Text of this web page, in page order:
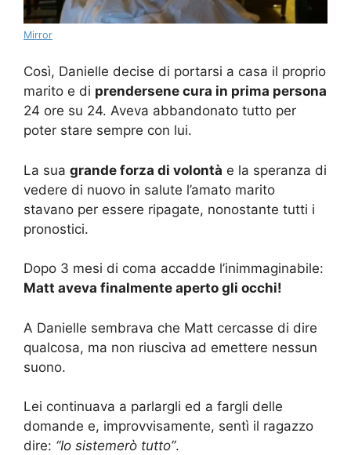
Mirror
Così, Danielle decise di portarsi a casa il proprio
marito e di prendersene cura in prima persona
24 ore su 24. Aveva abbandonato tutto per
poter stare sempre con lui.
La sua grande forza di volontà e la speranza di
vedere di nuovo in salute l’amato marito
stavano per essere ripagate, nonostante tutti i
pronostici.
Dopo 3 mesi di coma accadde l’inimmaginabile:
Matt aveva finalmente aperto gli occhi!
A Danielle sembrava che Matt cercasse di dire
qualcosa, ma non riusciva ad emettere nessun
suono.
Lei continuava a parlargli ed a fargli delle
domande e, improvvisamente, sentì il ragazzo
dire: “Io sistemerò tutto”.